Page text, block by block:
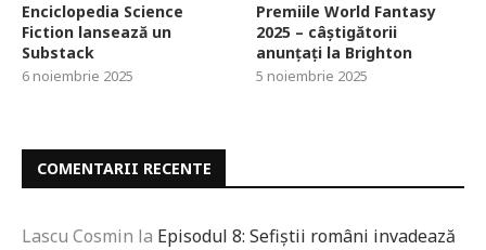
Enciclopedia Science
Fiction lansează un
Substack
6 noiembrie 2025
Premiile World Fantasy
2025 – câștigătorii
anunțați la Brighton
5 noiembrie 2025
COMENTARII RECENTE
Lascu Cosmin la Episodul 8: Sefiștii români invadează